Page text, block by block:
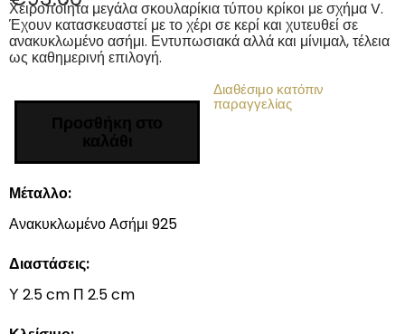
Χειροποίητα μεγάλα σκουλαρίκια τύπου κρίκοι με σχήμα V.
Έχουν κατασκευαστεί με το χέρι σε κερί και χυτευθεί σε
ανακυκλωμένο ασήμι. Εντυπωσιακά αλλά και μίνιμαλ, τέλεια
ως καθημερινή επιλογή.
Διαθέσιμο κατόπιν
παραγγελίας
Μέταλλο:
Ανακυκλωμένο Ασήμι 925
Διαστάσεις:
Υ 2.5 cm Π 2.5 cm